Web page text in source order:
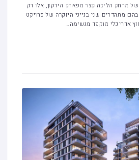
של מרחק הליכה קצר מפארק הירקון, אלו רק
מתהדרים שני בנייני היוקרה של פרויקט
אדריכלי מוקפד מגשימה…